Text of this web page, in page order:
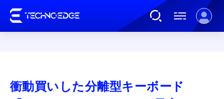
衝動買いした分離型キーボード